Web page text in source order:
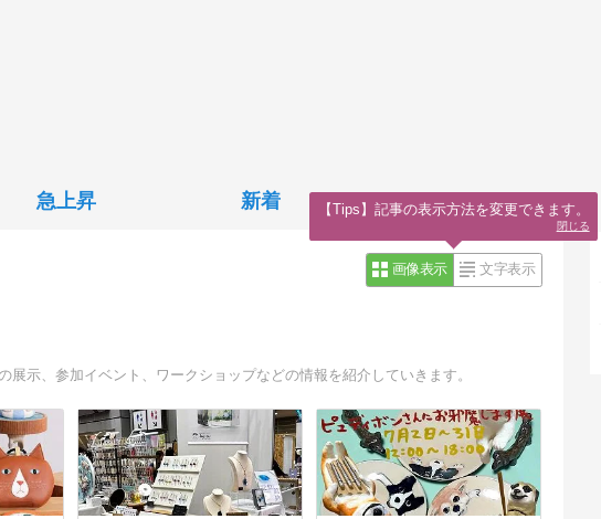
急上昇 新着
画像表示 文字表示
示、参加イベント、ワークショップなどの情報を紹介していきます。
【Tips】記事の表示方法を変更できます。
閉じる